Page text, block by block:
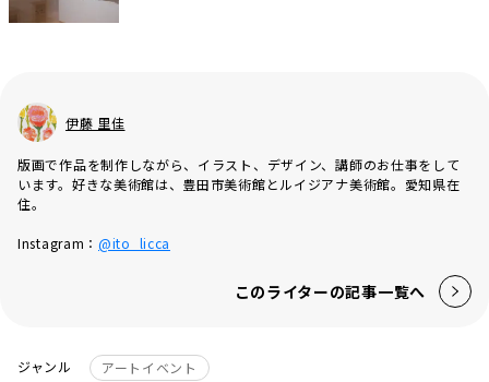
伊藤 里佳
版画で作品を制作しながら、イラスト、デザイン、講師のお仕事をして
います。好きな美術館は、豊田市美術館とルイジアナ美術館。愛知県在
住。
Instagram： @ito_licca
このライターの記事一覧へ
ジャンル
アートイベント